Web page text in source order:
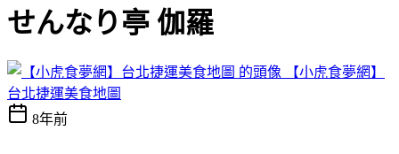
せんなり亭 伽羅
【小虎食夢網】
台北捷運美食地圖
8年前